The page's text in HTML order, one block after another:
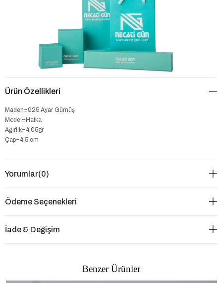
Ürün Özellikleri
Maden=925 Ayar Gümüş
Model=Halka
Ağırlık=4,05gr
Çap=4,5 cm
Yorumlar(0)
Ödeme Seçenekleri
İade & Değişim
Benzer Ürünler